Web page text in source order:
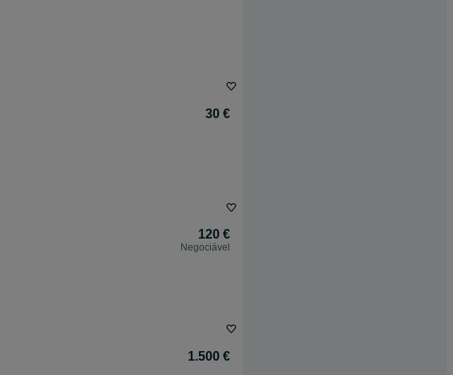
30 €
120 €
Negociável
1.500 €